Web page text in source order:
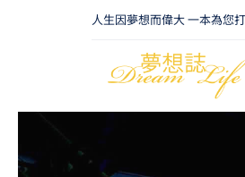
人生因夢想而偉大 一本為您